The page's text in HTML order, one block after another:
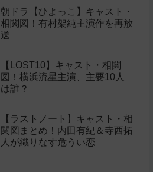
朝ドラ【ひよっこ】キャスト・
相関図！有村架純主演作を再放
送
【LOST10】キャスト・相関
図！横浜流星主演、主要10人
は誰？
【ラストノート】キャスト・相
関図まとめ！内田有紀＆寺西拓
人が織りなす危うい恋